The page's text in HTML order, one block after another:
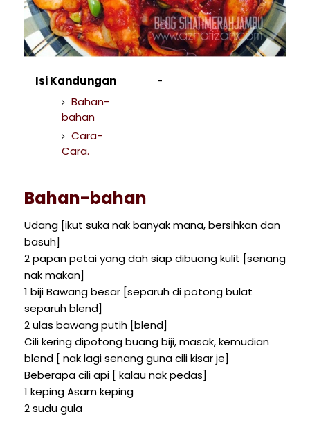
Isi Kandungan
Bahan-
bahan
Cara-
Cara.
Bahan-bahan
Udang [ikut suka nak banyak mana, bersihkan dan
basuh]
2 papan petai yang dah siap dibuang kulit [senang
nak makan]
1 biji Bawang besar [separuh di potong bulat
separuh blend]
2 ulas bawang putih [blend]
Cili kering dipotong buang biji, masak, kemudian
blend [ nak lagi senang guna cili kisar je]
Beberapa cili api [ kalau nak pedas]
1 keping Asam keping
2 sudu gula